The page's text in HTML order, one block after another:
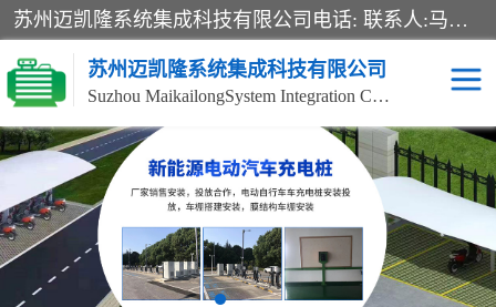
苏州迈凯隆系统集成科技有限公司电话: 联系人:马杰森 销售安装视频监控、报警系统、电话交换机、门禁考勤、巡更系统、呼叫对讲系统、停车场道闸、智能家居、广播系统、综合布线、办公设备、电子商务软件、网络工程、酒店门锁系列 系统集成、VOD视频点播、LED显示屏、节能产品、USP电源、收银机等弱电及智能化项目。
苏州迈凯隆系统集成科技有限公司
Suzhou MaikailongSystem Integration Co., Ltd.
非机动车充电桩 电瓶车充电桩
电动自行车充电桩 两轮电动车充电桩
充电桩